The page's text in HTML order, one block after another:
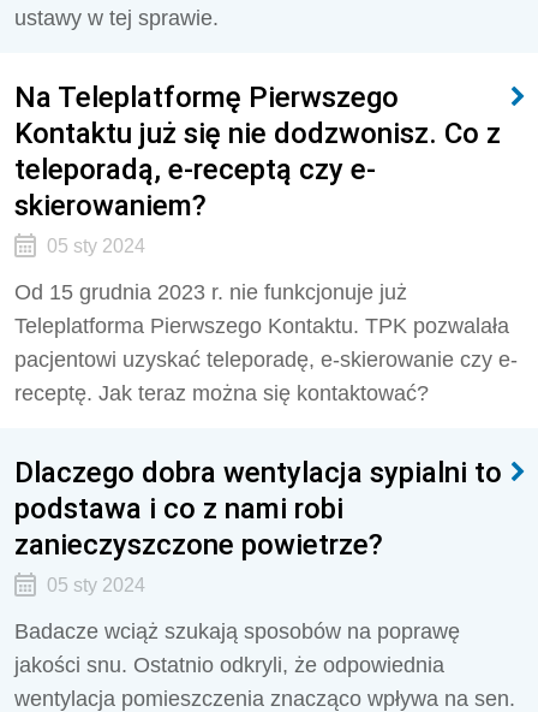
ustawy w tej sprawie.
Na Teleplatformę Pierwszego
Kontaktu już się nie dodzwonisz. Co z
teleporadą, e-receptą czy e-
skierowaniem?
05 sty 2024
Od 15 grudnia 2023 r. nie funkcjonuje już
Teleplatforma Pierwszego Kontaktu. TPK pozwalała
pacjentowi uzyskać teleporadę, e-skierowanie czy e-
receptę. Jak teraz można się kontaktować?
Dlaczego dobra wentylacja sypialni to
podstawa i co z nami robi
zanieczyszczone powietrze?
05 sty 2024
Badacze wciąż szukają sposobów na poprawę
jakości snu. Ostatnio odkryli, że odpowiednia
wentylacja pomieszczenia znacząco wpływa na sen.